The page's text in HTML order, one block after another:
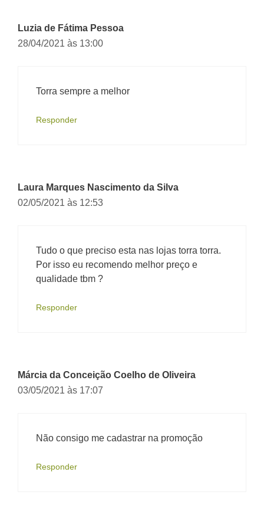
Luzia de Fátima Pessoa
28/04/2021 às 13:00
Torra sempre a melhor
Responder
Laura Marques Nascimento da Silva
02/05/2021 às 12:53
Tudo o que preciso esta nas lojas torra torra.
Por isso eu recomendo melhor preço e
qualidade tbm ?
Responder
Márcia da Conceição Coelho de Oliveira
03/05/2021 às 17:07
Não consigo me cadastrar na promoção
Responder